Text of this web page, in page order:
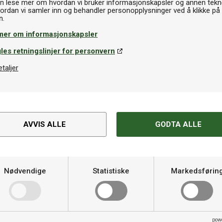
lese mer om hvordan vi bruker informasjonskapsler og annen
vi samler inn og behandler personopplysninger ved å klikke på
om informasjonskapsler
retningslinjer for personvern
AVVIS ALLE GODTA ALLE
Nødvendige Statistiske
Bluegrip J2
Finnes i flere
varianter
Bordtennisgummi
Donic Bluegrip J3
kontroll
Jikes anbefalte stamme til
litt mer ballkontroll enn det
finér. I stedet for to
fantastisk ballfølelse og økt
i Donic Zhang Jike Original
er en offensiv stamme med